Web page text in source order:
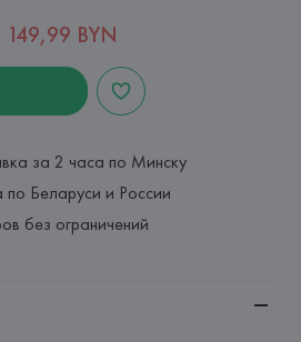
149,99 BYN
за 2 часа по Минску
по Беларуси и России
без ограничений